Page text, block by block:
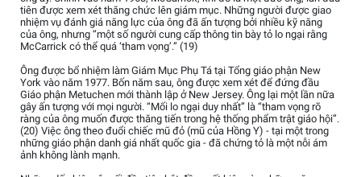
tiên được xem xét thăng chức lên giám mục. Những người được giao
nhiệm vụ đánh giá năng lực của ông đã ấn tượng bởi nhiều kỹ năng
của ông, nhưng “một số người cung cấp thông tin bày tỏ lo ngại rằng
McCarrick có thể quá ‘tham vọng’.” (19)
Ông được bổ nhiệm làm Giám Mục Phụ Tá tại Tổng giáo phận New
York vào năm 1977. Bốn năm sau, ông được xem xét để đứng đầu
Giáo phận Metuchen mới thành lập ở New Jersey. Ông lại một lần nữa
gây ấn tượng với mọi người. “Mối lo ngại duy nhất” là “tham vọng rõ
ràng của ông muốn được thăng tiến trong hệ thống phẩm trật giáo hội”.
(20) Việc ông theo đuổi chiếc mũ đỏ (mũ của Hồng Y) - tại một trong
những giáo phận danh giá nhất quốc gia - đã chứng tỏ là một nỗi ám
ảnh không lành mạnh.